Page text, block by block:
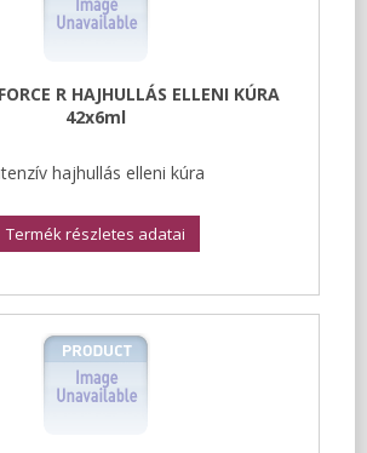
R HAJHULLÁS ELLENI KÚRA
42x6ml
hajhullás elleni kúra
Termék részletes adatai